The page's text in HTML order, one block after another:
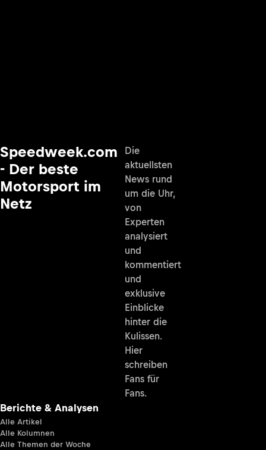
Speedweek.com
- Der beste
Motorsport im
Netz
Die
aktuellsten
News rund
um die Uhr,
von
Experten
analysiert
und
kommentiert
und
exklusive
Einblicke
hinter die
Kulissen.
Hier
schreiben
Fans für
Fans.
Berichte & Analysen
Alle Artikel
Alle Kolumnen
Alle Themen der Woche